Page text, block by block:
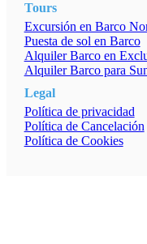
Tours
Excursión en Barco
Puesta de sol en Barco
Alquiler Barco en
Alquiler Barco para
Legal
Política de privacidad
Política de Cancelación
Política de Cookies